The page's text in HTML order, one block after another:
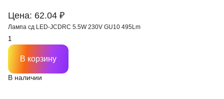
Цена: 62.04 ₽
Лампа сд LED-JCDRС 5.5W 230V GU10 495Lm
В наличии
В корзину